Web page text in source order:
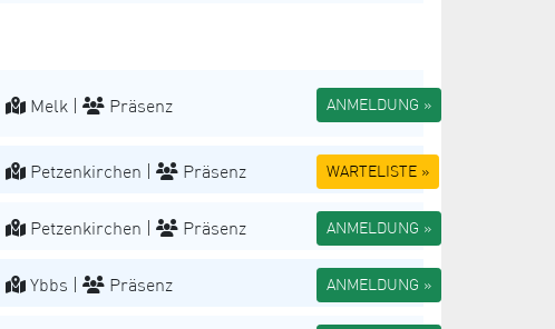
Melk | Präsenz ANMELDUNG »
Petzenkirchen | Präsenz WARTELISTE »
Petzenkirchen | Präsenz ANMELDUNG »
Ybbs | Präsenz ANMELDUNG »